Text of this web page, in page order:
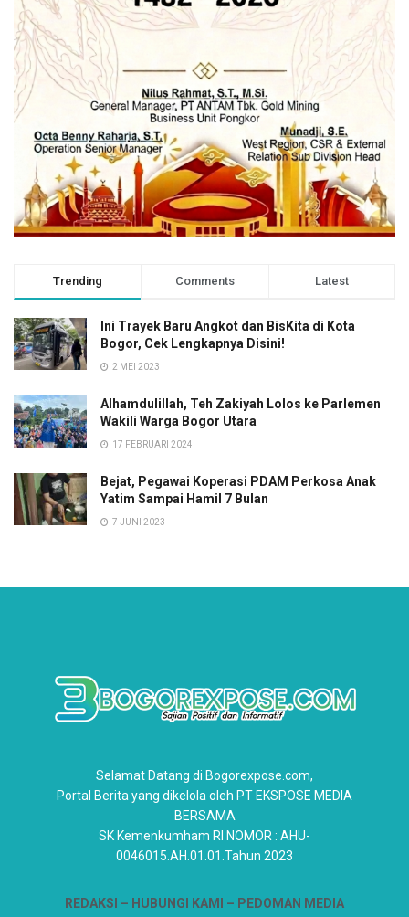
Trending Comments Latest
Ini Trayek Baru Angkot dan BisKita di Kota
Bogor, Cek Lengkapnya Disini!
2 MEI 2023
Alhamdulillah, Teh Zakiyah Lolos ke Parlemen
Wakili Warga Bogor Utara
17 FEBRUARI 2024
Bejat, Pegawai Koperasi PDAM Perkosa Anak
Yatim Sampai Hamil 7 Bulan
7 JUNI 2023
Selamat Datang di Bogorexpose.com,
Portal Berita yang dikelola oleh PT EKSPOSE MEDIA
BERSAMA
SK Kemenkumham RI NOMOR : AHU-
0046015.AH.01.01.Tahun 2023
REDAKSI – HUBUNGI KAMI
– PEDOMAN MEDIA